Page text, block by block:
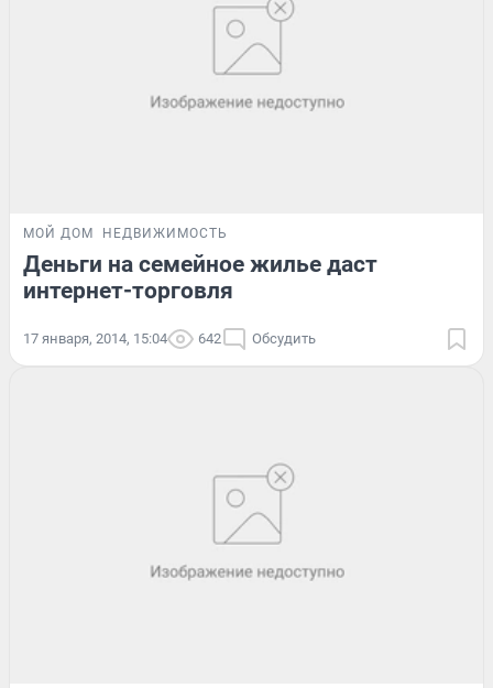
МОЙ ДОМ НЕДВИЖИМОСТЬ
Деньги на семейное жилье даст
интернет-торговля
17 января, 2014, 15:04 642 Обсудить